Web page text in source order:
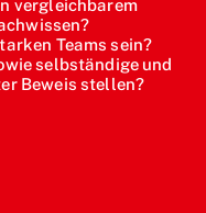
vergleichbarem
Teams sein?
selbständige und
Beweis stellen?